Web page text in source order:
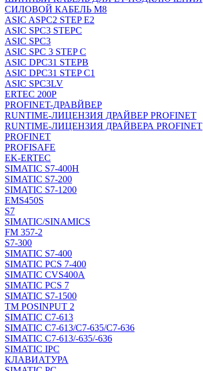
СИЛОВОЙ КАБЕЛЬ M8
ASIC ASPC2 STEP E2
ASIC SPC3 STEPC
ASIC SPC3
ASIC SPC 3 STEP C
ASIC DPC31 STEPB
ASIC DPC31 STEP C1
ASIC SPC3LV
ERTEC 200P
PROFINET-ДРАВЙВЕР
RUNTIME-ЛИЦЕНЗИЯ ДРАЙВЕР PROFINET
RUNTIME-ЛИЦЕНЗИЯ ДРАЙВЕРА PROFINET
PROFINET
PROFISAFE
EK-ERTEC
SIMATIC S7-400H
SIMATIC S7-200
SIMATIC S7-1200
EMS450S
S7
SIMATIC/SINAMICS
FM 357-2
S7-300
SIMATIC S7-400
SIMATIC PCS 7-400
SIMATIC CVS400A
SIMATIC PCS 7
SIMATIC S7-1500
TM POSINPUT 2
SIMATIC C7-613
SIMATIC C7-613/C7-635/C7-636
SIMATIC C7-613/-635/-636
SIMATIC IPC
КЛАВИАТУРА